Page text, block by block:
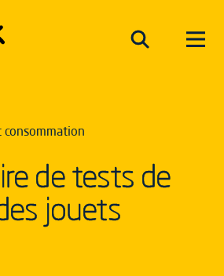
de tests de
jouets